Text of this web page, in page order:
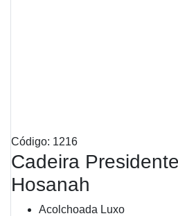
Código: 1216
Cadeira
Hosanah
Acolchoada Luxo